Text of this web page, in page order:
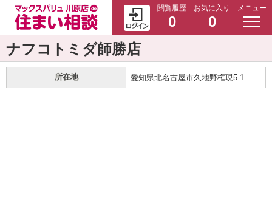
閲覧履歴
0
お気に入り
0
メニュー
ナフコトミダ師勝店
所在地 愛知県北名古屋市久地野権現5-1